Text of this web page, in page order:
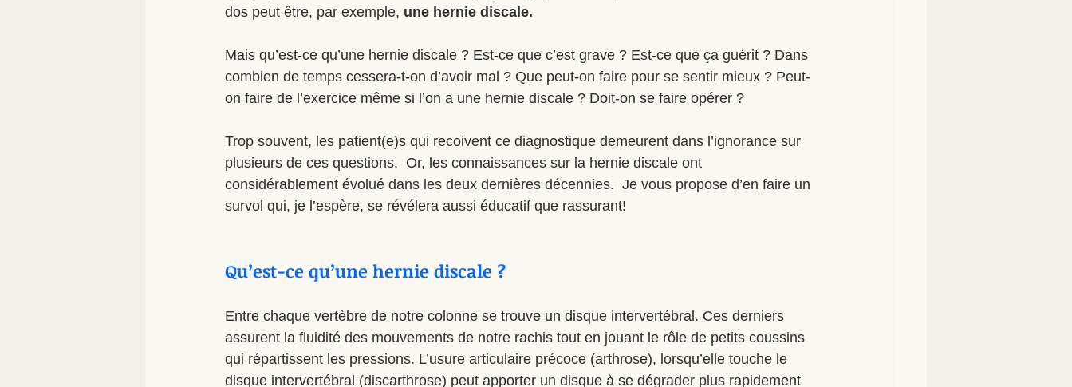
dos peut être, par exemple, une hernie discale.
Mais qu’est-ce qu’une hernie discale ? Est-ce que c’est grave ? Est-ce que ça guérit ? Dans
combien de temps cessera-t-on d’avoir mal ? Que peut-on faire pour se sentir mieux ? Peut-
on faire de l’exercice même si l’on a une hernie discale ? Doit-on se faire opérer ?
Trop souvent, les patient(e)s qui recoivent ce diagnostique demeurent dans l’ignorance sur
plusieurs de ces questions.  Or, les connaissances sur la hernie discale ont
considérablement évolué dans les deux dernières décennies.  Je vous propose d’en faire un
survol qui, je l’espère, se révélera aussi éducatif que rassurant!
Qu’est-ce qu’une hernie discale ?
Entre chaque vertèbre de notre colonne se trouve un disque intervertébral. Ces derniers
assurent la fluidité des mouvements de notre rachis tout en jouant le rôle de petits coussins
qui répartissent les pressions. L’usure articulaire précoce (arthrose), lorsqu’elle touche le
disque intervertébral (discarthrose) peut apporter un disque à se dégrader plus rapidement